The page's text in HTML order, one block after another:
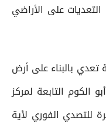
على الأراضي
تعدي بالبناء على أرض
الكوم التابعة لمركز
للتصدي الفوري لأية